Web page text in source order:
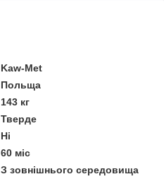
Kaw-Met
Польща
143 кг
Тверде
Ні
60 міс
З зовнішнього середовища